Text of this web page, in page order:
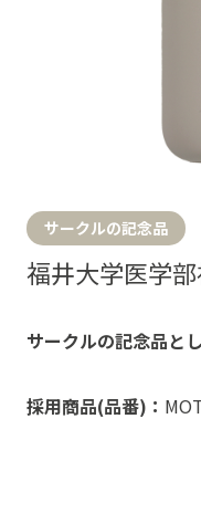
サークルの記念品
福井大学医学
サークルの記念品と
採用商品(品番)：